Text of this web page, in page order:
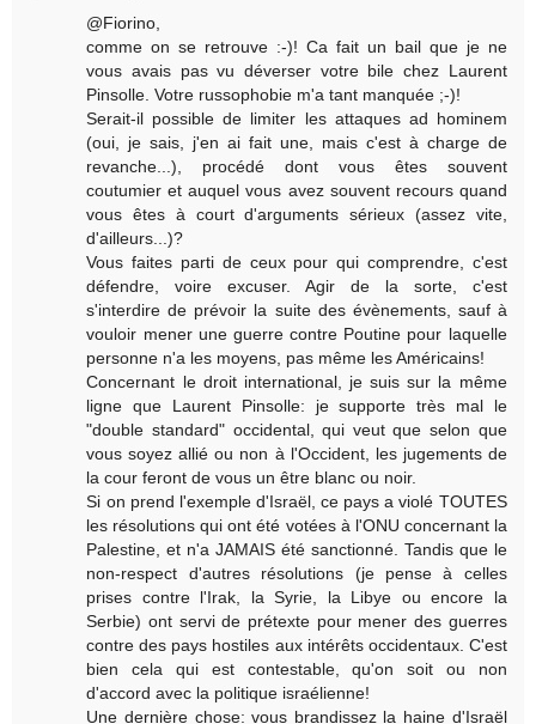
@Fiorino,
comme on se retrouve :-)! Ca fait un bail que je ne
vous avais pas vu déverser votre bile chez Laurent
Pinsolle. Votre russophobie m'a tant manquée ;-)!
Serait-il possible de limiter les attaques ad hominem
(oui, je sais, j'en ai fait une, mais c'est à charge de
revanche...), procédé dont vous êtes souvent
coutumier et auquel vous avez souvent recours quand
vous êtes à court d'arguments sérieux (assez vite,
d'ailleurs...)?
Vous faites parti de ceux pour qui comprendre, c'est
défendre, voire excuser. Agir de la sorte, c'est
s'interdire de prévoir la suite des évènements, sauf à
vouloir mener une guerre contre Poutine pour laquelle
personne n'a les moyens, pas même les Américains!
Concernant le droit international, je suis sur la même
ligne que Laurent Pinsolle: je supporte très mal le
"double standard" occidental, qui veut que selon que
vous soyez allié ou non à l'Occident, les jugements de
la cour feront de vous un être blanc ou noir.
Si on prend l'exemple d'Israël, ce pays a violé TOUTES
les résolutions qui ont été votées à l'ONU concernant la
Palestine, et n'a JAMAIS été sanctionné. Tandis que le
non-respect d'autres résolutions (je pense à celles
prises contre l'Irak, la Syrie, la Libye ou encore la
Serbie) ont servi de prétexte pour mener des guerres
contre des pays hostiles aux intérêts occidentaux. C'est
bien cela qui est contestable, qu'on soit ou non
d'accord avec la politique israélienne!
Une dernière chose: vous brandissez la haine d'Israël